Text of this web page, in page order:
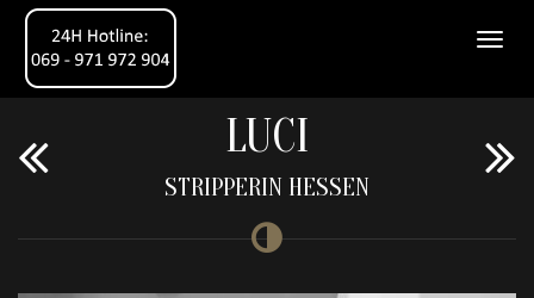
LUCI
STRIPPERIN HESSEN